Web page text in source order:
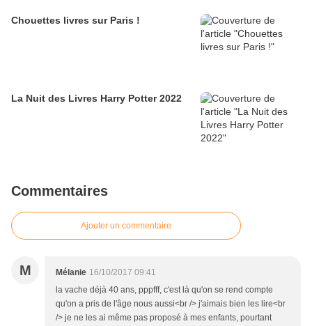
Chouettes livres sur Paris !
La Nuit des Livres Harry Potter 2022
Commentaires
Ajouter un commentaire
M Mélanie 16/10/2017 09:41
la vache déjà 40 ans, pppfff, c'est là qu'on se rend compte
qu'on a pris de l'âge nous aussi<br /> j'aimais bien les lire<br
/> je ne les ai même pas proposé à mes enfants, pourtant